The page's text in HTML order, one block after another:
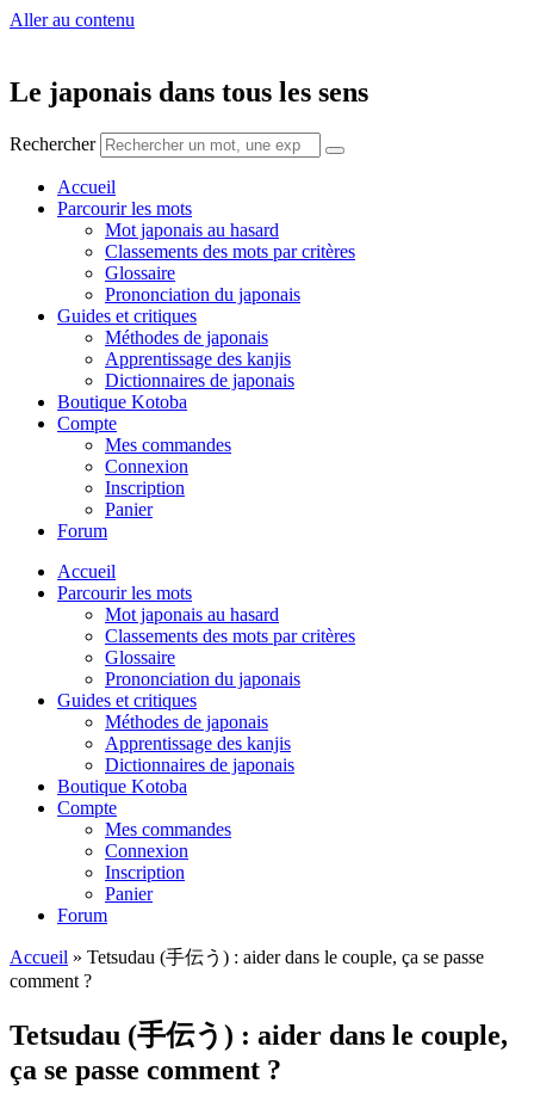
Aller au contenu
Le japonais dans tous les sens
Rechercher
Accueil
Parcourir les mots
Mot japonais au hasard
Classements des mots par critères
Glossaire
Prononciation du japonais
Guides et critiques
Méthodes de japonais
Apprentissage des kanjis
Dictionnaires de japonais
Boutique Kotoba
Compte
Mes commandes
Connexion
Inscription
Panier
Forum
Accueil
Parcourir les mots
Mot japonais au hasard
Classements des mots par critères
Glossaire
Prononciation du japonais
Guides et critiques
Méthodes de japonais
Apprentissage des kanjis
Dictionnaires de japonais
Boutique Kotoba
Compte
Mes commandes
Connexion
Inscription
Panier
Forum
Accueil » Tetsudau (手伝う) : aider dans le couple, ça se passe
comment ?
Tetsudau (手伝う) : aider dans le couple,
ça se passe comment ?